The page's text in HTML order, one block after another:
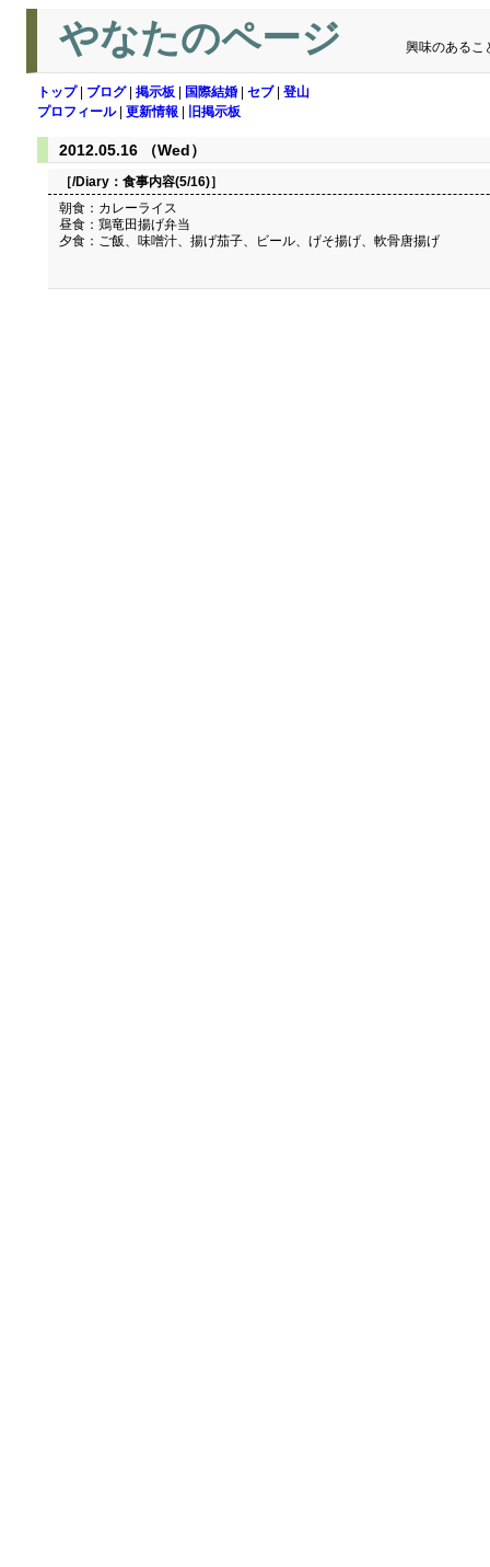
やなたのページ 興味のあるこ
トップ| ブログ| 掲示板 国際結婚 セブ| 登山
プロフィール| 更新情報 旧掲示板
2012.05.16 （Wed）
［/Diary： 食事内容(5/16)］
朝食：カレーライス
昼食：鶏竜田揚げ弁当
夕食：ご飯、味噌汁、揚げ茄子、ビール、げそ揚げ、軟骨唐揚げ